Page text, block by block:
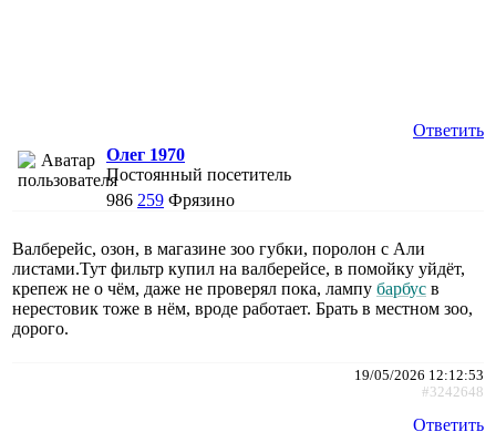
Ответить
Олег 1970
Постоянный посетитель
986 259 Фрязино
Валберейс, озон, в магазине зоо губки, поролон с Али
листами.Тут фильтр купил на валберейсе, в помойку уйдёт,
крепеж не о чём, даже не проверял пока, лампу барбус в
нерестовик тоже в нём, вроде работает. Брать в местном зоо,
дорого.
19/05/2026 12:12:53
#3242648
Ответить